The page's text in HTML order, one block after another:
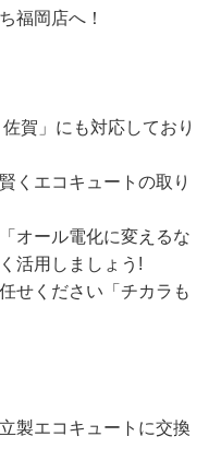
福岡店へ！
賀」にも対応しており
くエコキュートの取り
オール電化に変えるな
活用しましょう!
せください「チカラも
製エコキュートに交換